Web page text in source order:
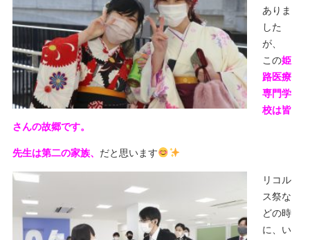
ありま
した
が、
この姫
路医療
専門学
校は皆
さんの故郷です。
先生は第二の家族、 だと思います
リコル
ス祭な
どの時
に、い